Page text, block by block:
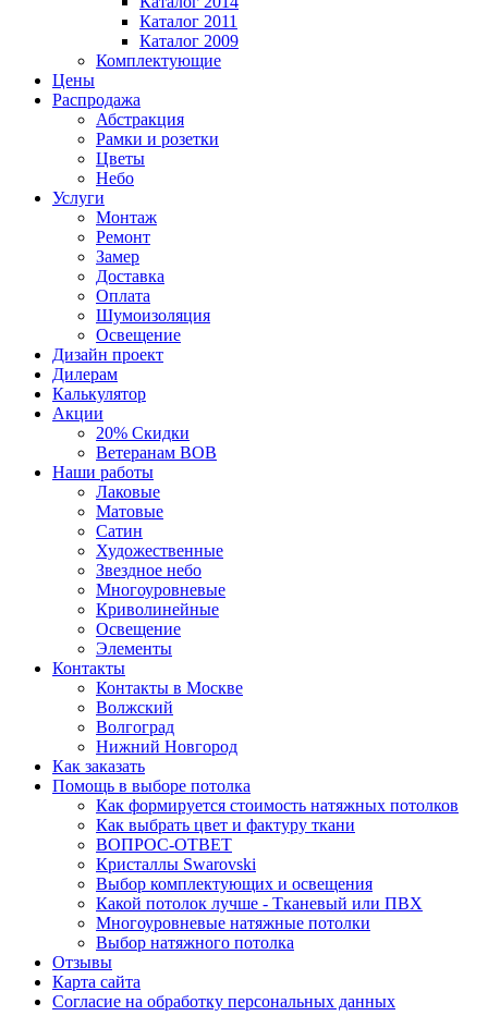
Каталог 2011
Каталог 2009
Комплектующие
Цены
Распродажа
Абстракция
Рамки и розетки
Цветы
Небо
Услуги
Монтаж
Ремонт
Замер
Доставка
Оплата
Шумоизоляция
Освещение
Дизайн проект
Дилерам
Калькулятор
Акции
20% Скидки
Ветеранам ВОВ
Наши работы
Лаковые
Матовые
Сатин
Художественные
Звездное небо
Многоуровневые
Криволинейные
Освещение
Элементы
Контакты
Контакты в Москве
Волжский
Волгоград
Нижний Новгород
Как заказать
Помощь в выборе потолка
Как формируется стоимость натяжных потолков
Как выбрать цвет и фактуру ткани
ВОПРОС-ОТВЕТ
Кристаллы Swarovski
Выбор комплектующих и освещения
Какой потолок лучше - Тканевый или ПВХ
Многоуровневые натяжные потолки
Выбор натяжного потолка
Отзывы
Карта сайта
Согласие на обработку персональных данных